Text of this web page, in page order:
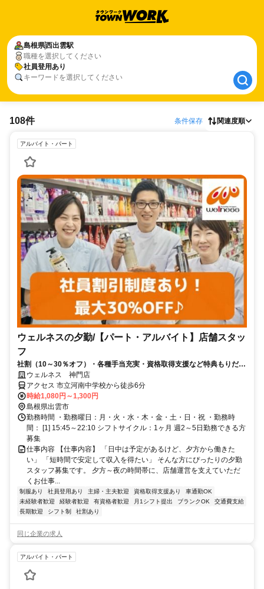
島根県西出雲駅
職種を選択してください
社員登用あり
キーワードを選択してください
島根県西出雲駅
社員登用あり
108件 条件保存 関連度順
アルバイト・パート
ウェルネスの夕勤/【パート・アルバイト】店舗スタッ
フ
社割（10～30％オフ）・各種手当充実・資格取得支援など特典もりだく
さん！未経験スタートがほとんど♪
ウェルネス 神門店
アクセス 市立河南中学校から徒歩6分
時給1,080円～1,300円
島根県出雲市
勤務時間 ・勤務曜日：月・火・水・木・金・土・日・祝 ・勤務時
間： [1] 15:45～22:10 シフトサイクル：1ヶ月 週2～5日勤務できる方
募集
仕事内容 【仕事内容】 「日中は予定があるけど、夕方から働きた
い」 「短時間で安定して収入を得たい」 そんな方にぴったりの夕勤
スタッフ募集です。 夕方～夜の時間帯に、店舗運営を支えていただ
くお仕事...
制服あり 社員登用あり 主婦・主夫歓迎 資格取得支援あり
車通勤OK
未経験者歓迎
経験者歓迎 有資格者歓迎 月1シフト提出 ブランクOK
交通費支給
長期歓迎
シフト制 社割あり
同じ企業の求人
アルバイト・パート